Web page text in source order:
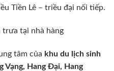
Tiền Lê – triều đại nối tiếp.
trưa tại nhà hàng
tâm của khu du lịch sinh
Vạng, Hang Đại, Hang